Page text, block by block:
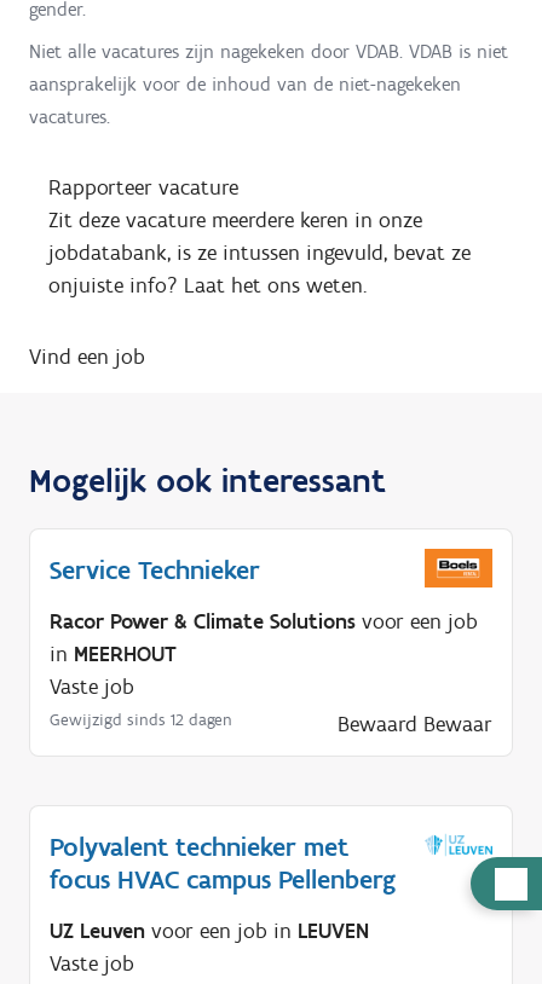
u
gender.
Niet alle vacatures zijn nagekeken door VDAB. VDAB is niet
aansprakelijk voor de inhoud van de niet-nagekeken
vacatures.
Rapporteer vacature
Zit deze vacature meerdere keren in onze
jobdatabank, is ze intussen ingevuld, bevat ze
onjuiste info? Laat het ons weten.
Vind een job
Mogelijk ook interessant
Service Technieker
Racor Power & Climate Solutions voor een job
in MEERHOUT
Vaste job
Gewijzigd sinds 12 dagen Bewaard Bewaar
Polyvalent technieker met
focus HVAC campus Pellenberg
UZ Leuven voor een job in LEUVEN
Vaste job